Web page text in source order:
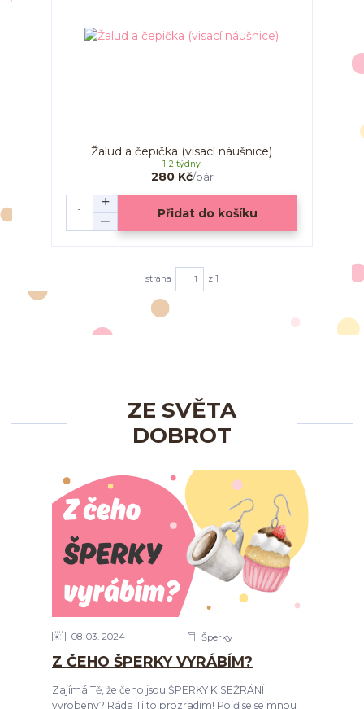
Žalud a čepička (visací náušnice)
280 Kč/pár
1-2 týdny
Přidat do košíku
strana z 1
ZE SVĚTA
DOBROT
08 03 2024 Šperky
Z ČEHO ŠPERKY VYRÁBÍM?
Zajímá Tě, že čeho jsou ŠPERKY K SEŽRÁNÍ
vyrobeny? Ráda Ti to prozradím! Pojď se se mnou